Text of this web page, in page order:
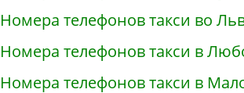
Номера телефонов такси во
Номера телефонов такси в
Номера телефонов такси в